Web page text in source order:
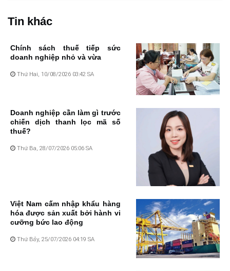
Tin khác
Chính sách thuế tiếp sức
doanh nghiệp nhỏ và vừa
Thứ Hai, 10/08/2026 03:42 SA
Doanh nghiệp cần làm gì trước
chiến dịch thanh lọc mã số
thuế?
Thứ Ba, 28/07/2026 05:06 SA
Việt Nam cấm nhập khẩu hàng
hóa được sản xuất bởi hành vi
cưỡng bức lao động
Thứ Bảy, 25/07/2026 04:19 SA